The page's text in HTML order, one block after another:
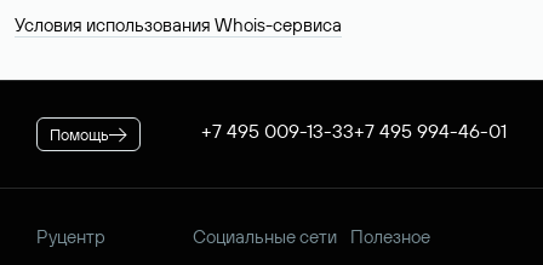
Условия использования Whois-сервиса
Помощь +7 495 009-13-33+7 495 994-46-01
Руцентр
Социальные сети
Полезное